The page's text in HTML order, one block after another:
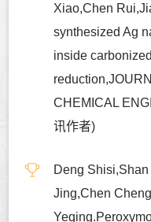
Xiao,Chen
synthesized Ag
inside
CHEMICAL
讯作者)
Deng
Jing,Chen